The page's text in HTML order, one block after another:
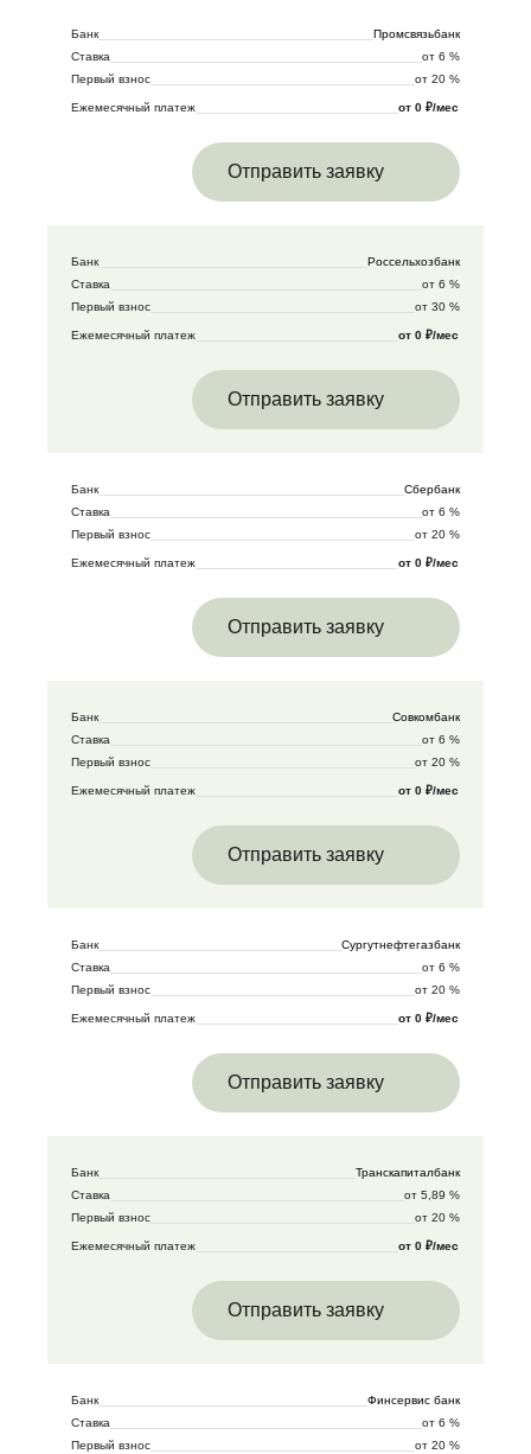
Банк
Промсвязьбанк
Ставка
от 6 %
Первый взнос
от 20 %
Ежемесячный платеж от 0 ₽/мес
Отправить заявку
Банк
Россельхозбанк
Ставка
от 6 %
Первый взнос
от 30 %
Ежемесячный платеж от 0 ₽/мес
Отправить заявку
Банк
Сбербанк
Ставка
от 6 %
Первый взнос
от 20 %
Ежемесячный платеж от 0 ₽/мес
Отправить заявку
Банк
Совкомбанк
Ставка
от 6 %
Первый взнос
от 20 %
Ежемесячный платеж от 0 ₽/мес
Отправить заявку
Банк
Сургутнефтегазбанк
Ставка
от 6 %
Первый взнос
от 20 %
Ежемесячный платеж от 0 ₽/мес
Отправить заявку
Банк
Транскапиталбанк
Ставка
от 5,89 %
Первый взнос
от 20 %
Ежемесячный платеж от 0 ₽/мес
Отправить заявку
Банк
Финсервис банк
Ставка
от 6 %
Первый взнос
от 20 %